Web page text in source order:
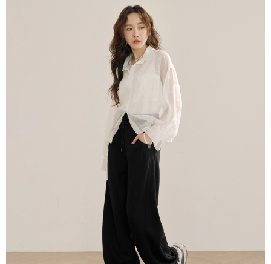
每筆NT$60，滿NT$2,000(含以上)免運費
每筆NT$60，滿NT$2,000(含以上)免運費
每筆NT$60，滿NT$2,000(含以上)免運費
每筆NT$80，滿NT$2,000(含以上)免運費